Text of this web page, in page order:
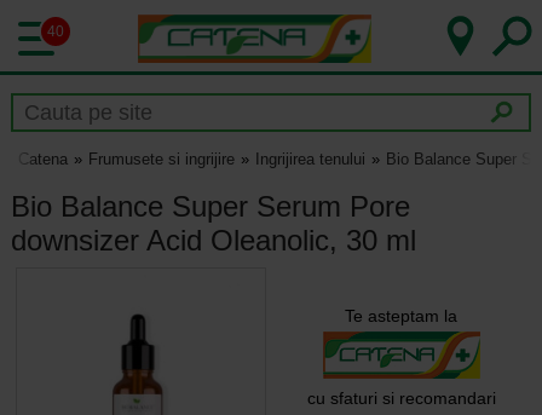
40
Catena Frumusete si ingrijire Ingrijirea tenului Bio Balance Super
Bio Balance Super Serum Pore
downsizer Acid Oleanolic, 30 ml
Te asteptam la
cu sfaturi si recomandari